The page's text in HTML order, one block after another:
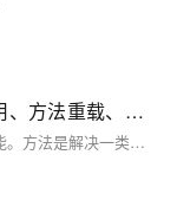
【Java】（5）方法的概念、方法的调用、方法重载、构造方法的创建
Java方法是语句的集合，它们在一起执行一个功能。方法是解决一类问题的步骤的有序组合方法包含于类或对象中方法在程序中被创建，在其他地方被引用方法的优点使程序变得更简短而清晰。有利于程序维护。可以提高程序开发的效率。提高了代码的重用性。方法的名字的第一个单词应以小写字母作为开头，后面的单词则用大写字母开头写，不使用连接符。例如：addPerson。这种就属于驼峰写法下划线可能出现在 JUnit 测试方法名称中用以分隔名称的逻辑组件。